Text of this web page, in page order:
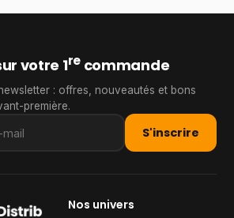
votre 1recommande
: offres, nouveautés et bons
première.
S'inscrire
Nos univers